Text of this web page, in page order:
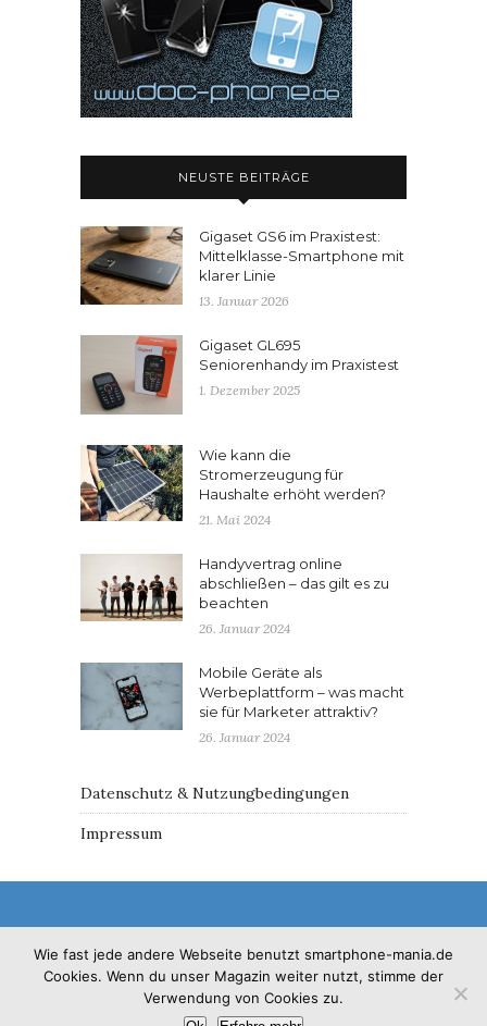
NEUSTE BEITRÄGE
Gigaset GS6 im Praxistest:
Mittelklasse-Smartphone mit
klarer Linie
13. Januar 2026
Gigaset GL695
Seniorenhandy im Praxistest
1. Dezember 2025
Wie kann die
Stromerzeugung für
Haushalte erhöht werden?
21. Mai 2024
Handyvertrag online
abschließen – das gilt es zu
beachten
26. Januar 2024
Mobile Geräte als
Werbeplattform – was macht
sie für Marketer attraktiv?
26. Januar 2024
Datenschutz & Nutzungbedingungen
Impressum
© 2017 - Solo Pine. All Rights Reserved. Designed &
Developed bySoloPine.com
Wie fast jede andere Webseite benutzt smartphone-mania.de
Cookies. Wenn du unser Magazin weiter nutzt, stimme der
Verwendung von Cookies zu.